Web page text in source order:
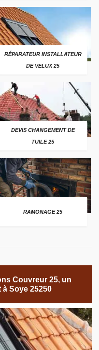
RÉPARATEUR INSTALLATEUR
DE VELUX 25
DEVIS CHANGEMENT DE
TUILE 25
RAMONAGE 25
Couvreur 25, un
Soye 25250